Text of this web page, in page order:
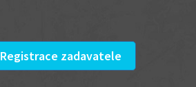
Registrace zadavatele